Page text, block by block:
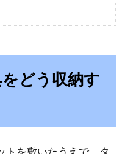
どう収納す
トを敷いたうえで、タ